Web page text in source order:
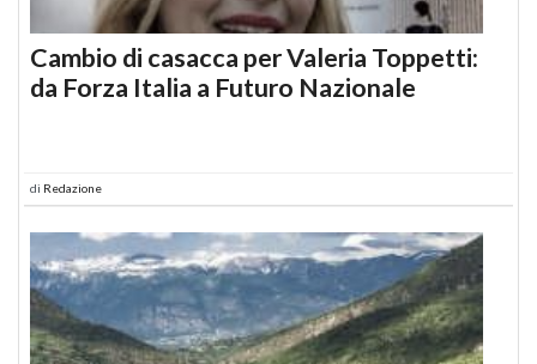
Cambio di casacca per Valeria Toppetti:
da Forza Italia a Futuro Nazionale
di Redazione